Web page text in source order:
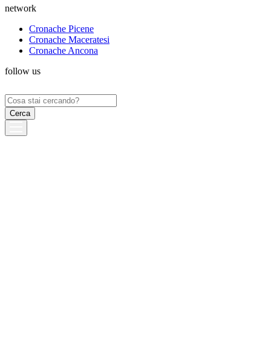
network
Cronache Picene
Cronache Maceratesi
Cronache Ancona
follow us
Ricerca
per: